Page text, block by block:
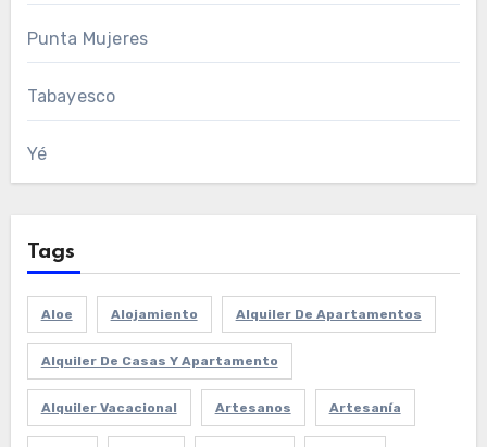
Punta Mujeres
Tabayesco
Yé
Tags
Aloe Alojamiento Alquiler De Apartamentos
Alquiler De Casas Y Apartamento
Alquiler Vacacional Artesanos Artesanía